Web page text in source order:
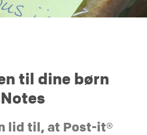
til dine børn
lid til, at Post-it®